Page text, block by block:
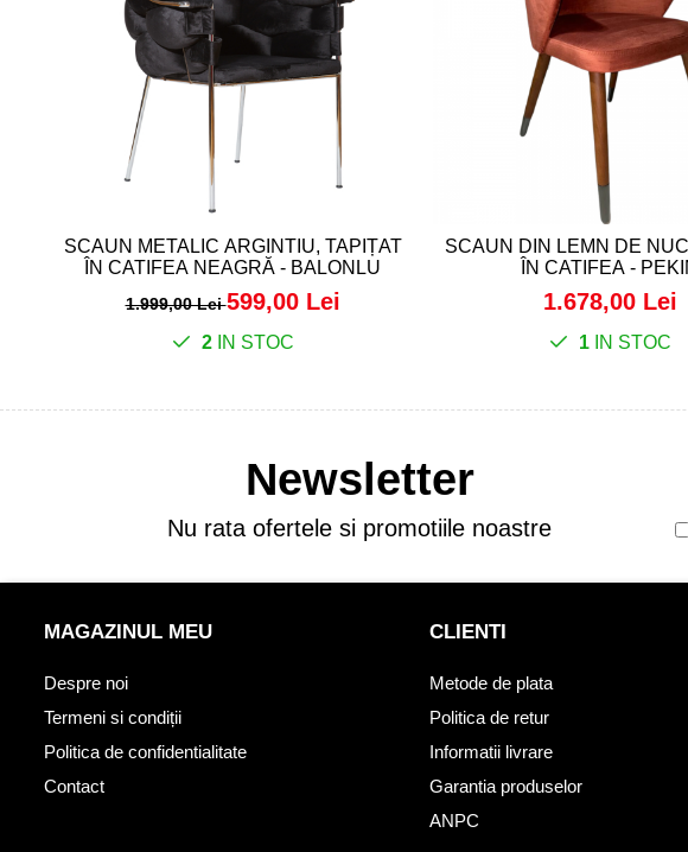
SCAUN METALIC ARGINTIU, TAPIȚAT
ÎN CATIFEA NEAGRĂ - BALONLU
1.999,00 Lei599,00 Lei
2IN STOC
SCAUN DIN LEMN DE
ÎN CATIFEA -
1.678,00 Lei
1IN STOC
Newsletter
Nu rata ofertele si promotiile noastre
MAGAZINUL MEU
Despre noi
Termeni si condiții
Politica de confidentialitate
Contact
CLIENTI
Metode de plata
Politica de retur
Informatii livrare
Garantia produselor
ANPC